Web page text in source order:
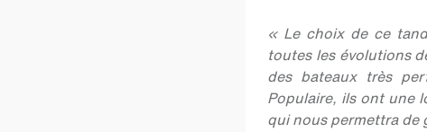
« Le choix de ce
toutes les évolutions
des bateaux très
Populaire, ils ont une
qui nous permettra de